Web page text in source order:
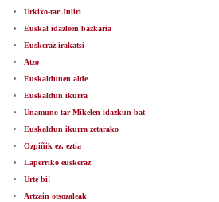
Urkixo-tar Juliri
Euskal idazleen bazkaria
Euskeraz irakatsi
Atzo
Euskaldunen alde
Euskaldun ikurra
Unamuno-tar Mikelen idazkun bat
Euskaldun ikurra zetarako
Ozpiñik ez, eztia
Laperriko euskeraz
Urte bi!
Artzain otsozaleak